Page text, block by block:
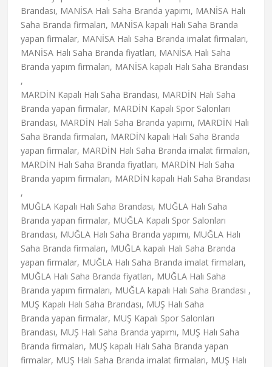
Brandası, MANİSA Halı Saha Branda yapımı, MANİSA Halı
Saha Branda firmaları, MANİSA kapalı Halı Saha Branda
yapan firmalar, MANİSA Halı Saha Branda imalat firmaları,
MANİSA Halı Saha Branda fiyatları, MANİSA Halı Saha
Branda yapım firmaları, MANİSA kapalı Halı Saha Brandası
,
MARDİN Kapalı Halı Saha Brandası, MARDİN Halı Saha
Branda yapan firmalar, MARDİN Kapalı Spor Salonları
Brandası, MARDİN Halı Saha Branda yapımı, MARDİN Halı
Saha Branda firmaları, MARDİN kapalı Halı Saha Branda
yapan firmalar, MARDİN Halı Saha Branda imalat firmaları,
MARDİN Halı Saha Branda fiyatları, MARDİN Halı Saha
Branda yapım firmaları, MARDİN kapalı Halı Saha Brandası
,
MUĞLA Kapalı Halı Saha Brandası, MUĞLA Halı Saha
Branda yapan firmalar, MUĞLA Kapalı Spor Salonları
Brandası, MUĞLA Halı Saha Branda yapımı, MUĞLA Halı
Saha Branda firmaları, MUĞLA kapalı Halı Saha Branda
yapan firmalar, MUĞLA Halı Saha Branda imalat firmaları,
MUĞLA Halı Saha Branda fiyatları, MUĞLA Halı Saha
Branda yapım firmaları, MUĞLA kapalı Halı Saha Brandası ,
MUŞ Kapalı Halı Saha Brandası, MUŞ Halı Saha
Branda yapan firmalar, MUŞ Kapalı Spor Salonları
Brandası, MUŞ Halı Saha Branda yapımı, MUŞ Halı Saha
Branda firmaları, MUŞ kapalı Halı Saha Branda yapan
firmalar, MUŞ Halı Saha Branda imalat firmaları, MUŞ Halı